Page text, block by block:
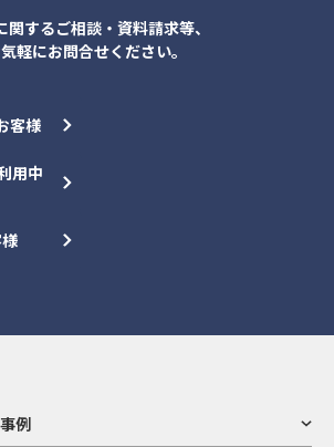
関するご相談・資料請求等、
軽にお問合せください。
客様
用中
例